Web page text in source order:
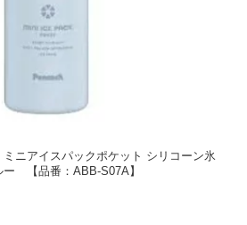
ニアイスパックポケット シリコーン氷
【品番：ABB-S07A】